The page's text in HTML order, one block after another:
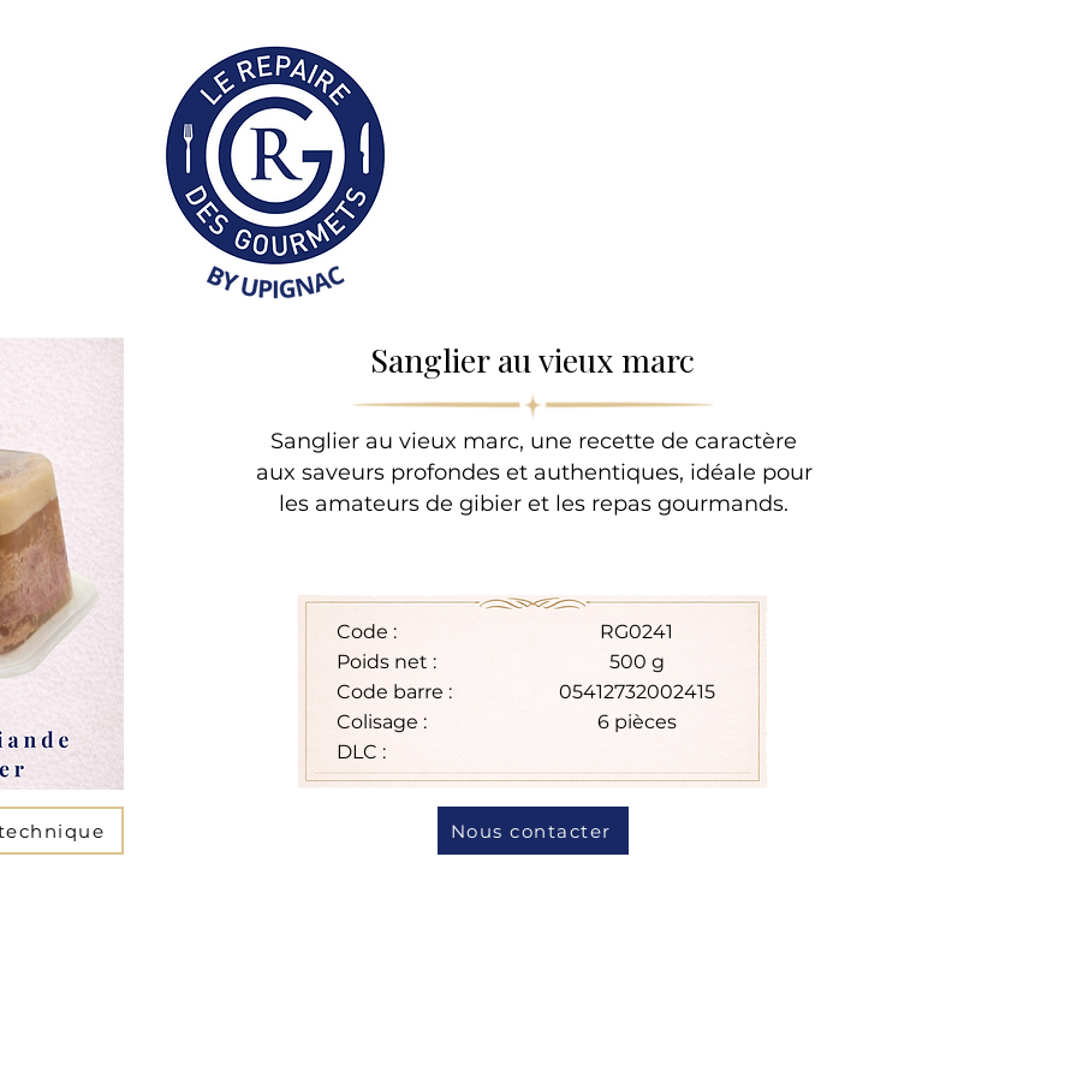
Collection Professionnelle
Sanglier au vieux marc
Sanglier au vieux marc, une recette de caractère
aux saveurs profondes et authentiques, idéale pour
les amateurs de gibier et les repas gourmands.
Code :
Poids net :
Code barre :
Colisage :
DLC :
RG0241
500 g
05412732002415
6 pièces
Nous contacter